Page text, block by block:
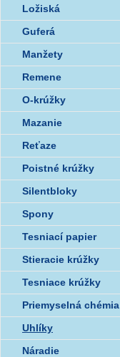
Ložiská
Guferá
Manžety
Remene
O-krúžky
Mazanie
Reťaze
Poistné krúžky
Silentbloky
Spony
Tesniací papier
Stieracie krúžky
Tesniace krúžky
Priemyselná chémia
Uhlíky
Náradie